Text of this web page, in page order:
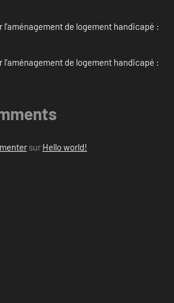
l’aménagement de logement handicapé :
l’aménagement de logement handicapé :
sur Hello world!